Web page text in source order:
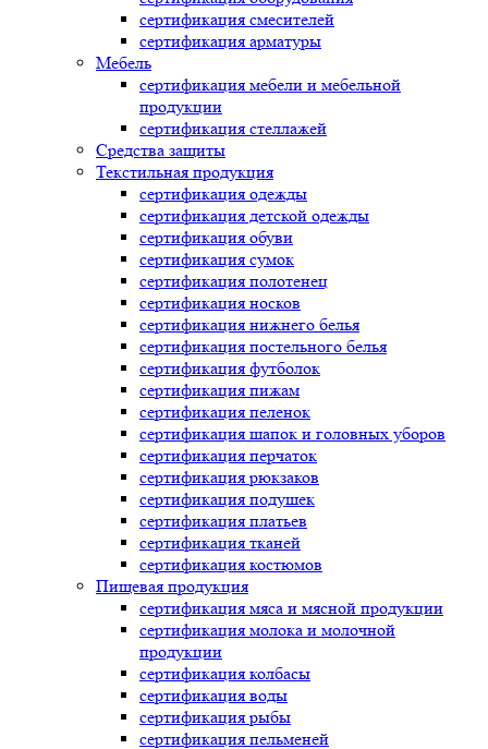
сертификация смесителей
сертификация арматуры
Мебель
сертификация мебели и мебельной
продукции
сертификация стеллажей
Средства защиты
Текстильная продукция
сертификация одежды
сертификация детской одежды
сертификация обуви
сертификация сумок
сертификация полотенец
сертификация носков
сертификация нижнего белья
сертификация постельного белья
сертификация футболок
сертификация пижам
сертификация пеленок
сертификация шапок и головных уборов
сертификация перчаток
сертификация рюкзаков
сертификация подушек
сертификация платьев
сертификация тканей
сертификация костюмов
Пищевая продукция
сертификация мяса и мясной продукции
сертификация молока и молочной
продукции
сертификация колбасы
сертификация воды
сертификация рыбы
сертификация пельменей